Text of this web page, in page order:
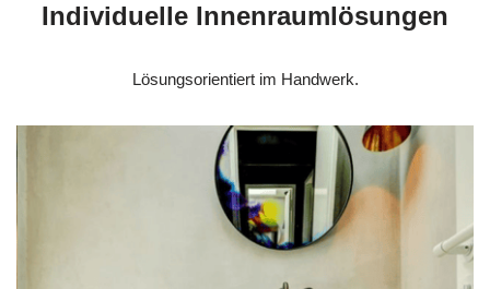
Individuelle Innenraumlösungen
Lösungsorientiert im Handwerk.